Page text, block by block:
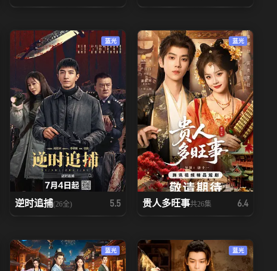
蓝光
逆时追捕(26全) 5.5
蓝光
贵人多旺事共26集 6.4
蓝光 蓝光